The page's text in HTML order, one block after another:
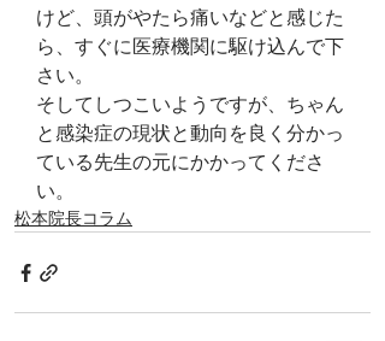
けど、頭がやたら痛いなどと感じた
ら、すぐに医療機関に駆け込んで下
さい。
そしてしつこいようですが、ちゃん
と感染症の現状と動向を良く分かっ
ている先生の元にかかってくださ
い。
松本院長コラム